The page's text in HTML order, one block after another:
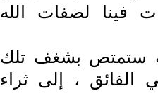
فينا لصفات الله
ستمتص بشغف تلك
الفائق ، إلى ثراء